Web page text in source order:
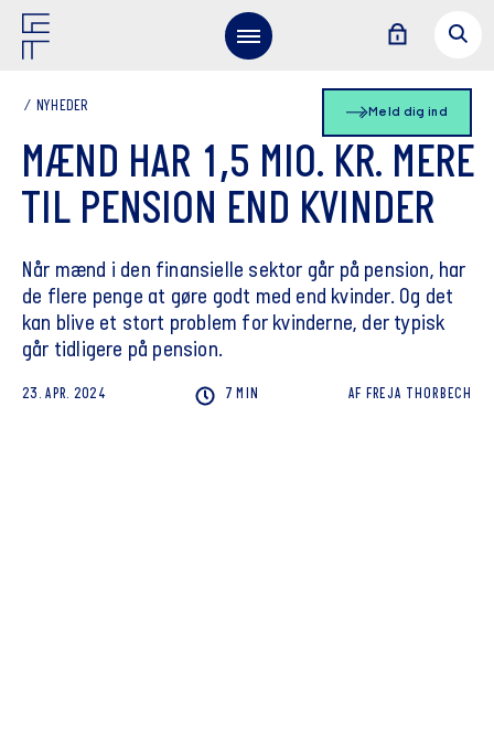
Meld dig ind
NYHEDER
MÆND HAR 1,5 MIO. KR. MERE
TIL PENSION END KVINDER
Når mænd i den finansielle sektor går på pension, har
de flere penge at gøre godt med end kvinder. Og det
kan blive et stort problem for kvinderne, der typisk
går tidligere på pension.
23. APR. 2024 7 MIN AF FREJA THORBECH